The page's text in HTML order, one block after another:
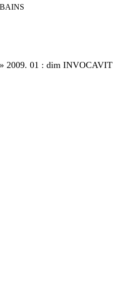
» 2009. 01 : dim INVOCAVIT